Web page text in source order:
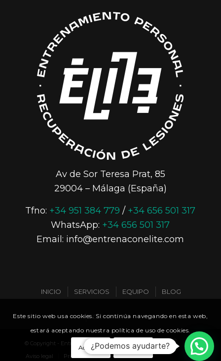
Av de Sor Teresa Prat, 85
29004 – Málaga (España)
Tfno: +34 951 384 779 / +34 656 501 317
WhatsApp: +34 656 501 317
Email: info@entrenaconelite.com
INICIO SERVICIOS EQUIPO BLOG
CONTACTO
© Copyright - Entrena con Élite
Aviso legal
Privacidad Uso de cookies
Este sitio web usa cookies. Si continúa navegando en esta web,
estará aceptando nuestra política de uso de cookies.
Aceptar Ocultar
¿Podemos ayudarte?